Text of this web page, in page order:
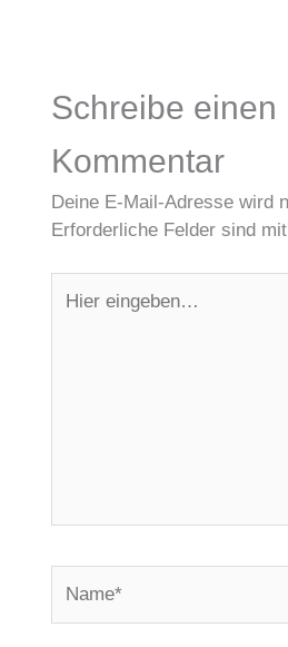
Schreibe einen
Kommentar
Deine E-Mail-Adresse wird
Erforderliche Felder sind mit
eingeben…